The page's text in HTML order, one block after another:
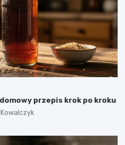
przepis krok po kroku